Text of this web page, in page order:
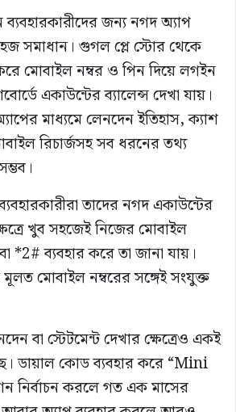
ব্যবহারকারীদের জন্য নগদ অ্যাপ
সমাধান। গুগল প্লে স্টোর থেকে
মোবাইল নম্বর ও পিন দিয়ে লগইন
একাউন্টের ব্যালেন্স দেখা যায়।
মাধ্যমে লেনদেন ইতিহাস, ক্যাশ
রিচার্জসহ সব ধরনের তথ্য
তাদের নগদ একাউন্টের
খুব সহজেই নিজের মোবাইল
*2# ব্যবহার করে তা জানা যায়।
মোবাইল নম্বরের সঙ্গেই সংযুক্ত
বা স্টেটমেন্ট দেখার ক্ষেত্রেও একই
ডায়াল কোড ব্যবহার করে “Mini
করলে গত এক মাসের